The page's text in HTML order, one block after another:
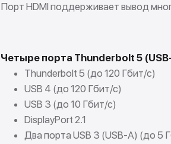
Порт HDMI поддерживает вывод
Четыре порта Thunderbolt 5
Thunderbolt 5 (до 120 Гбит/с)
USB 4 (до 120 Гбит/с)
USB 3 (до 10 Гбит/с)
DisplayPort 2.1
Два порта USB 3 (USB-A) (до 5